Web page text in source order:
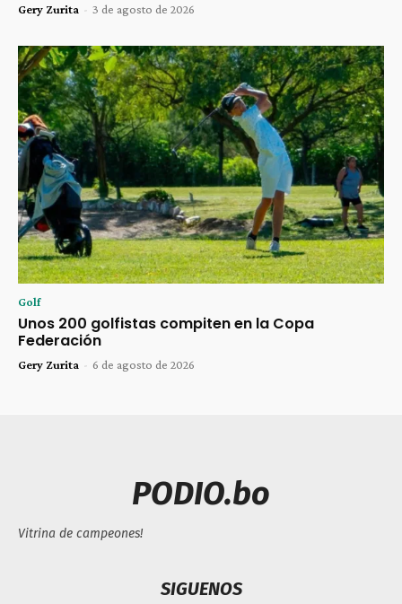
Gery Zurita - 3 de agosto de 2026
Golf
Unos 200 golfistas compiten en la Copa
Federación
Gery Zurita - 6 de agosto de 2026
PODIO.bo
Vitrina de campeones!
SIGUENOS